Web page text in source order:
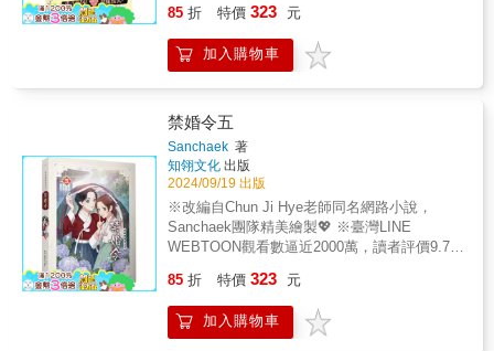
https://lin.ee/omhNJ6e/wttw
叛！重生歸來，展開大快人心的華麗復仇，順
便與霸道帥氣的部長談場甜甜的戀愛❤《和我
老公結婚吧》經典原著只在LINE WEBTOON線
諾，給予智媛滿滿的愛與支持，讓她毫無後顧
之憂地去實踐重生最大的使命！熙妍和恩浩甜
蜜戀愛，卻遭長期海外派遣打斷，為跨越距離
與時差的阻礙，展開浪漫雙向求婚！茱蘭和俊
錫感情逐漸升溫，俊錫直球攻勢不斷，終於突
破茱蘭的重重心防，獲得糖果定情之吻！最終
篇章即將畫下句點，而幸福會一直延續──
85 折 特價 323 元
加入購物車
禁婚令五
Sanchaek 著
知翎文化 出版
2024/09/19 出版
※改編自Chun Ji Hye老師同名網路小說，
Sanchaek團隊精美繪製💖 ※臺灣LINE
WEBTOON觀看數逼近2000萬，讀者評價9.7分
情專一前未婚夫，素娘究竟情歸何處？ ※宮中
竟再次出現世子嬪的鬼魂？！且看素娘如何大
顯神通找出真相！ ※隨書附贈精美封面造型卡
85 折 特價 323 元
加入購物車